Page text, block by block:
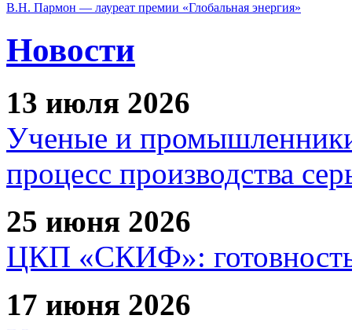
В.Н. Пармон — лауреат премии «Глобальная энергия»
Новости
13 июля 2026
Ученые и
процесс производства
25 июня 2026
ЦКП «СКИФ»: готовность
17 июня 2026